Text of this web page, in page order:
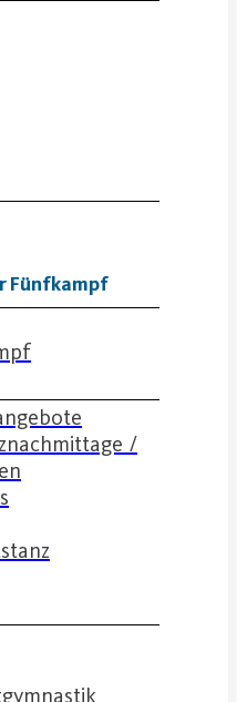
Fünfkampf
/